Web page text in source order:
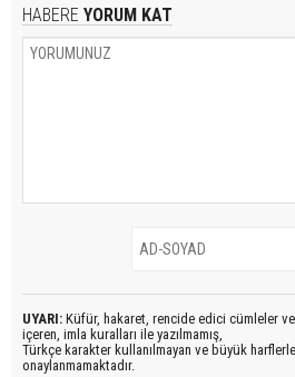
HABERE YORUM KAT
UYARI: Küfür, hakaret, rencide edici cümleler
içeren, imla kuralları ile yazılmamış,
Türkçe karakter kullanılmayan ve büyük
onaylanmamaktadır.